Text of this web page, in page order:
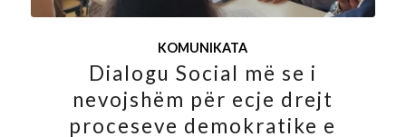
KOMUNIKATA
Dialogu Social më se i
nevojshëm për ecje drejt
proceseve demokratike e